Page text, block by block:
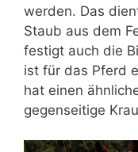
werden. Das
Staub aus dem
festigt auch die
ist für das Pferd
hat einen
gegenseitige